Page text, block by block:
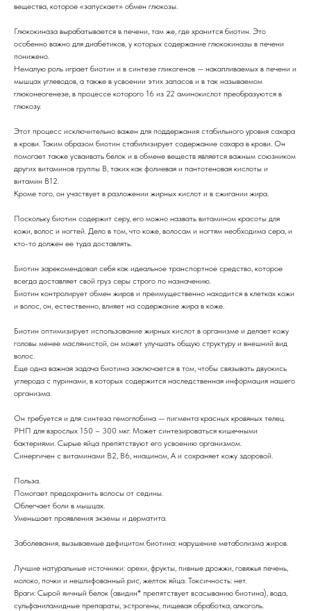
вещества, которое «запускает» обмен глюкозы.
Глюкокиназа вырабатывается в печени, там же, где хранится биотин. Это
особенно важно для диабетиков, у которых содержание глюкокиназы в печени
понижено.
Немалую роль играет биотин и в синтезе гликогенов — накапливаемых в печени и
мышцах углеводов, а также в усвоении этих запасов и в так называемом
глюконеогенезе, в процессе которого 16 из 22 аминокислот преобразуются в
глюкозу.
Этот процесс исключительно важен для поддержания стабильного уровня сахара
в крови. Таким образом биотин стабилизирует содержание сахара в крови. Он
помогает также усваивать белок и в обмене веществ является важным союзником
других витаминов группы В, таких как фолиевая и пантотеновая кислоты и
витамин В12.
Кроме того, он участвует в разложении жирных кислот и в сжигании жира.
Поскольку биотин содержит серу, его можно назвать витамином красоты для
кожи, волос и ногтей. Дело в том, что коже, волосам и ногтям необходима сера, и
кто-то должен ее туда доставлять.
Биотин зарекомендовал себя как идеальное транспортное средство, которое
всегда доставляет свой груз серы строго по назначению.
Биотин контролирует обмен жиров и преимущественно находится в клетках кожи
и волос, он, естественно, влияет на содержание жира в коже.
Биотин оптимизирует использование жирных кислот в организме и делает кожу
головы менее маслянистой, он может улучшать общую структуру и внешний вид
волос.
Еще одна важная задача биотина заключается в том, чтобы связывать двуокись
углерода с пуринами, в которых содержится наследственная информация нашего
организма.
Он требуется и для синтеза гемоглобина — пигмента красных кровяных телец.
РНП для взрослых 150 – 300 мкг. Может синтезироваться кишечными
бактериями. Сырые яйца препятствуют его усвоению организмом.
Синергичен с витаминами В2, В6, ниацином, А и сохраняет кожу здоровой.
Польза.
Помогает предохранить волосы от седины.
Облегчает боли в мышцах.
Уменьшает проявления экземы и дерматита.
Заболевания, вызываемые дефицитом биотина: нарушение метаболизма жиров.
Лучшие натуральные источники: орехи, фрукты, пивные дрожжи, говяжья печень,
молоко, почки и нешлифованный рис, желток яйца. Токсичность: нет.
Враги: Сырой яичный белок (авидин* препятствует всасыванию биотина), вода,
сульфаниламидные препараты, эстрогены, пищевая обработка, алкоголь.